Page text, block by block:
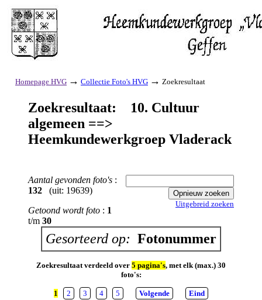
Homepage HVG → Collectie Foto's HVG → Zoekresultaat
Zoekresultaat: 10. Cultuur
algemeen ==>
Heemkundewerkgroep Vladerack
Aantal gevonden foto's :
132 (uit: 19639)
Getoond wordt foto : 1
t/m 30
Uitgebreid zoeken
Gesorteerd op: Fotonummer
Zoekresultaat verdeeld over 5 pagina's, met elk (max.) 30
foto's:
1 2 3 4 5 Volgende Eind